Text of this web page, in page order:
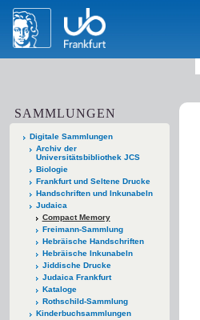
SAMMLUNGEN
Digitale Sammlungen
Archiv der
Universitätsbibliothek JCS
Biologie
Frankfurt und Seltene Drucke
Handschriften und Inkunabeln
Judaica
Compact Memory
Freimann-Sammlung
Hebräische Handschriften
Hebräische Inkunabeln
Jiddische Drucke
Judaica Frankfurt
Kataloge
Rothschild-Sammlung
Kinderbuchsammlungen